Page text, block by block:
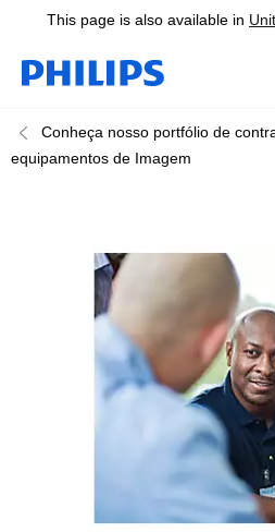
This page is also available in
Conheça nosso portfólio de
equipamentos de Imagem